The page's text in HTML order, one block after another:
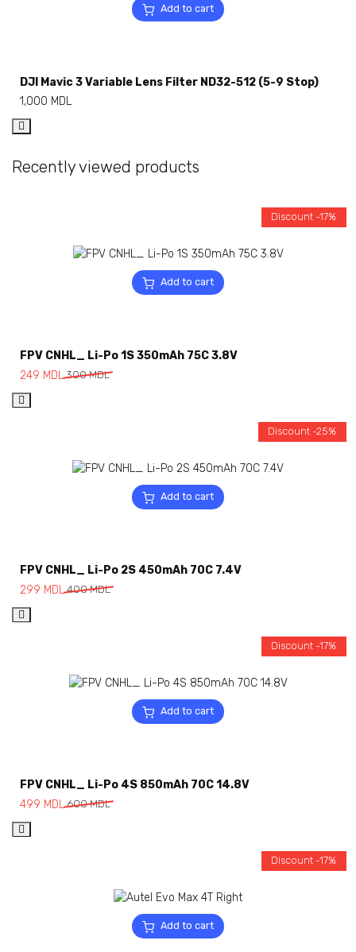
Add to cart
DJI Mavic 3 Variable Lens Filter ND32-512 (5-9 Stop)
1,000 MDL
Recently viewed products
Add to cart
Discount -17%
FPV CNHL_ Li-Po 1S 350mAh 75C 3.8V
300MDL
249 MDL
Add to cart
Discount -25%
FPV CNHL_ Li-Po 2S 450mAh 70C 7.4V
400MDL
299 MDL
Add to cart
Discount -17%
FPV CNHL_ Li-Po 4S 850mAh 70C 14.8V
600MDL
499 MDL
Add to cart
Discount -17%